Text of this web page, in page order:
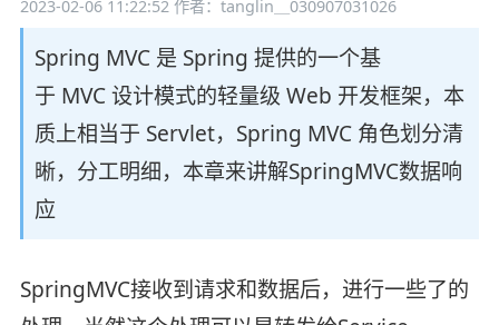
2023-02-06 11:22:52作者：tanglin＿030907031026
Spring MVC 是 Spring 提供的一个基
于 MVC 设计模式的轻量级 Web 开发框架，本
质上相当于 Servlet，Spring MVC 角色划分清
晰，分工明细，本章来讲解SpringMVC数据响
应
SpringMVC接收到请求和数据后，进行一些了的